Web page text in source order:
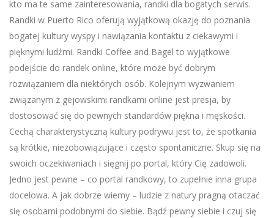
kto ma te same zainteresowania, randki dla bogatych serwis.
Randki w Puerto Rico oferują wyjątkową okazję do poznania
bogatej kultury wyspy i nawiązania kontaktu z ciekawymi i
pięknymi ludźmi. Randki Coffee and Bagel to wyjątkowe
podejście do randek online, które może być dobrym
rozwiązaniem dla niektórych osób. Kolejnym wyzwaniem
związanym z gejowskimi randkami online jest presja, by
dostosować się do pewnych standardów piękna i męskości.
Cechą charakterystyczną kultury podrywu jest to, że spotkania
są krótkie, niezobowiązujące i często spontaniczne. Skup się na
swoich oczekiwaniach i sięgnij po portal, który Cię zadowoli.
Jedno jest pewne – co portal randkowy, to zupełnie inna grupa
docelowa. A jak dobrze wiemy – ludzie z natury pragną otaczać
się osobami podobnymi do siebie. Bądź pewny siebie i czuj się